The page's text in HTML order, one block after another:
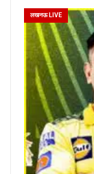
लखनऊ LIVE